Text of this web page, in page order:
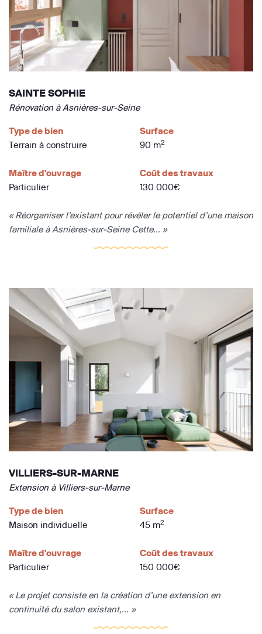
SAINTE SOPHIE
Rénovation à Asnières-sur-Seine
Type de bien
Terrain à construire
Surface
90 m2
Maître d'ouvrage
Particulier
Coût des travaux
130 000€
« Réorganiser l’existant pour révéler le potentiel d’une maison
familiale à Asnières-sur-Seine Cette... »
VILLIERS-SUR-MARNE
Extension à Villiers-sur-Marne
Type de bien
Maison individuelle
Surface
45 m2
Maître d'ouvrage
Particulier
Coût des travaux
150 000€
« Le projet consiste en la création d’une extension en
continuité du salon existant,... »